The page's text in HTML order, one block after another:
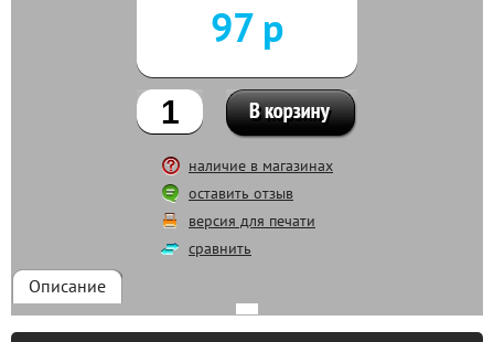
97 р
наличие в магазинах
оставить отзыв
версия для печати
сравнить
Описание